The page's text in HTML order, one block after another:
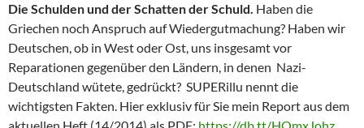
Die Schulden und der Schatten der Schuld. Haben die
Griechen noch Anspruch auf Wiedergutmachung? Haben wir
Deutschen, ob in West oder Ost, uns insgesamt vor
Reparationen gegenüber den Ländern, in denen Nazi-
Deutschland wütete, gedrückt? SUPERillu nennt die
wichtigsten Fakten. Hier exklusiv für Sie mein Report aus dem